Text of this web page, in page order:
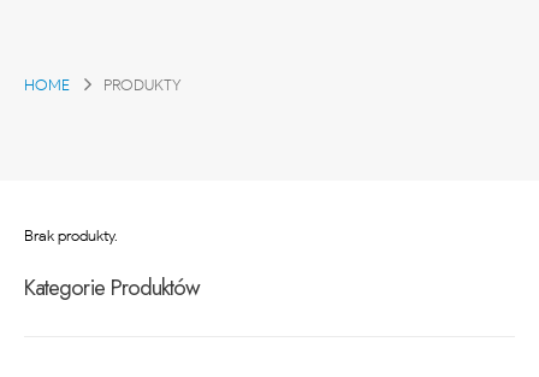
HOME PRODUKTY
Brak produkty.
Kategorie Produktów